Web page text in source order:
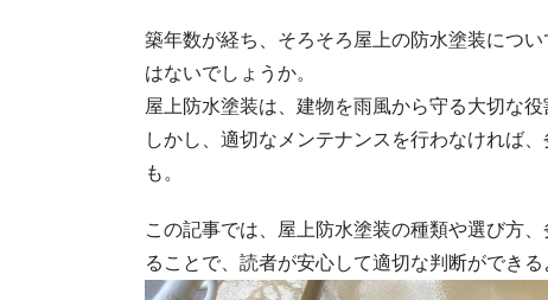
築年数が経ち、そろそろ屋上の防水塗装につ
はないでしょうか。
屋上防水塗装は、建物を雨風から守る大切な役
しかし、適切なメンテナンスを行わなければ
も。
この記事では、屋上防水塗装の種類や選び方
ることで、読者が安心して適切な判断ができる